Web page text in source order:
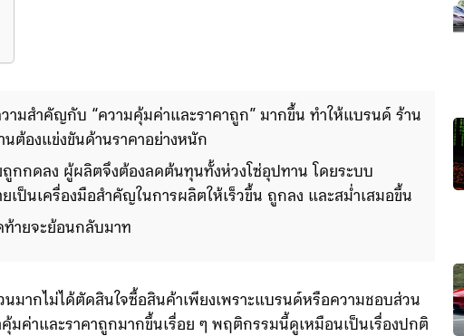
ามสำคัญกับ “ความคุ้มค่าและราคาถูก” มากขึ้น ทำให้แบรนด์ ร้าน
นต้องแข่งขันด้านราคาอย่างหนัก
ถูกกดลง ผู้ผลิตจึงต้องลดต้นทุนทั้งห่วงโซ่อุปทาน โดยระบบ
เป็นเครื่องมือสำคัญในการผลิตให้เร็วขึ้น ถูกลง และสม่ำเสมอขึ้น
ายจะย้อนกลับมาที่แรงงาน โดยงานรูทีนและงานทักษะต่ำมีความ
มากไม่ได้ตัดสินใจซื้อสินค้าเพียงเพราะแบรนด์หรือความชอบส่วน